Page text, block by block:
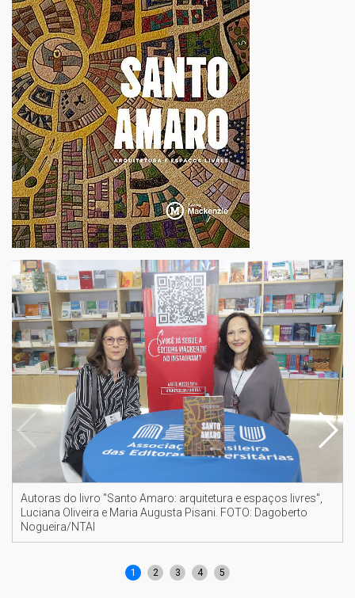
Autoras do livro "Santo Amaro: arquitetura e espaços livres",
Luciana Oliveira e Maria Augusta Pisani. FOTO: Dagoberto
Nogueira/NTAI
1 2 3 4 5